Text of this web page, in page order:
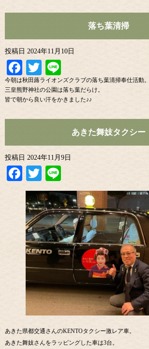
落ち葉清掃
投稿日 2024年11月10日
Facebook
Twitter
今朝は秋田蕗ライオンズクラブの落ち葉清掃奉仕活動。
三皇熊野神社の公園は落ち葉だらけ。
皆で朝から良い汗をかきました♪♪
あきた舞妓タクシー
投稿日 2024年11月9日
Facebook
Twitter
あきた県都交通さんのKENTOタクシー激レア車。
あきた舞妓さんをラッピングした車は3台。